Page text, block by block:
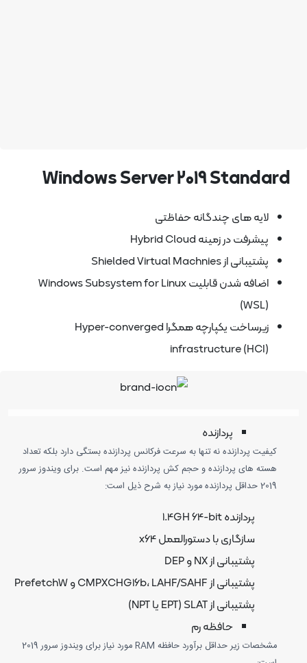
Windows Server 2019
لایه های چندگانه حفاظتی
پیشرفت در زمینه Hybrid Cloud
پشتیبانی از Shielded Virtual Machnies
اضافه شدن قابلیت Windows Subsystem for Linux
زیرساخت یکپارچه همگرا Hyper-converged
infrastructure (HCI)
پردازنده
پردازنده نه تنها به سرعت فرکانس پردازنده بستگی دارد بلکه تعداد
های پردازنده و حجم کش پردازنده نیز مهم است. برای ویندوز سرور
سازگاری با دستورالعمل x64
پشتیبانی از NX و DEP
پشتیبانی از CMPXCHG16b، LAHF/SAHF و PrefetchW
پشتیبانی از SLAT (EPT یا NPT)
حافظه رم
مشخصات زیر حداقل برآورد حافظه RAM مورد نیاز برای ویندوز سرور 2019